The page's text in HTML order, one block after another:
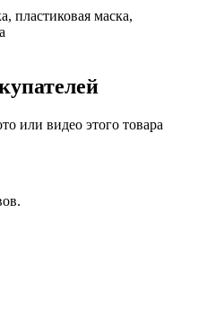
пластиковая маска,
или видео этого товара